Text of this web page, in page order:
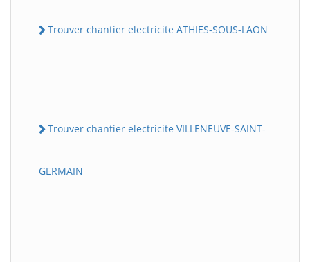
Trouver chantier electricite ATHIES-SOUS-LAON
Trouver chantier electricite VILLENEUVE-SAINT-
GERMAIN